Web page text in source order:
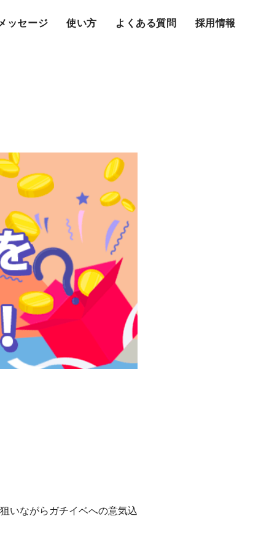
ッセージ 使い方 よくある質問 採用情報
いながらガチイベへの意気込